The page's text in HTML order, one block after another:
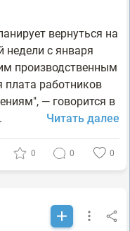
вернуться на
недели с января
производственным
плата работников
— говорится в
Читать далее
0 0 0